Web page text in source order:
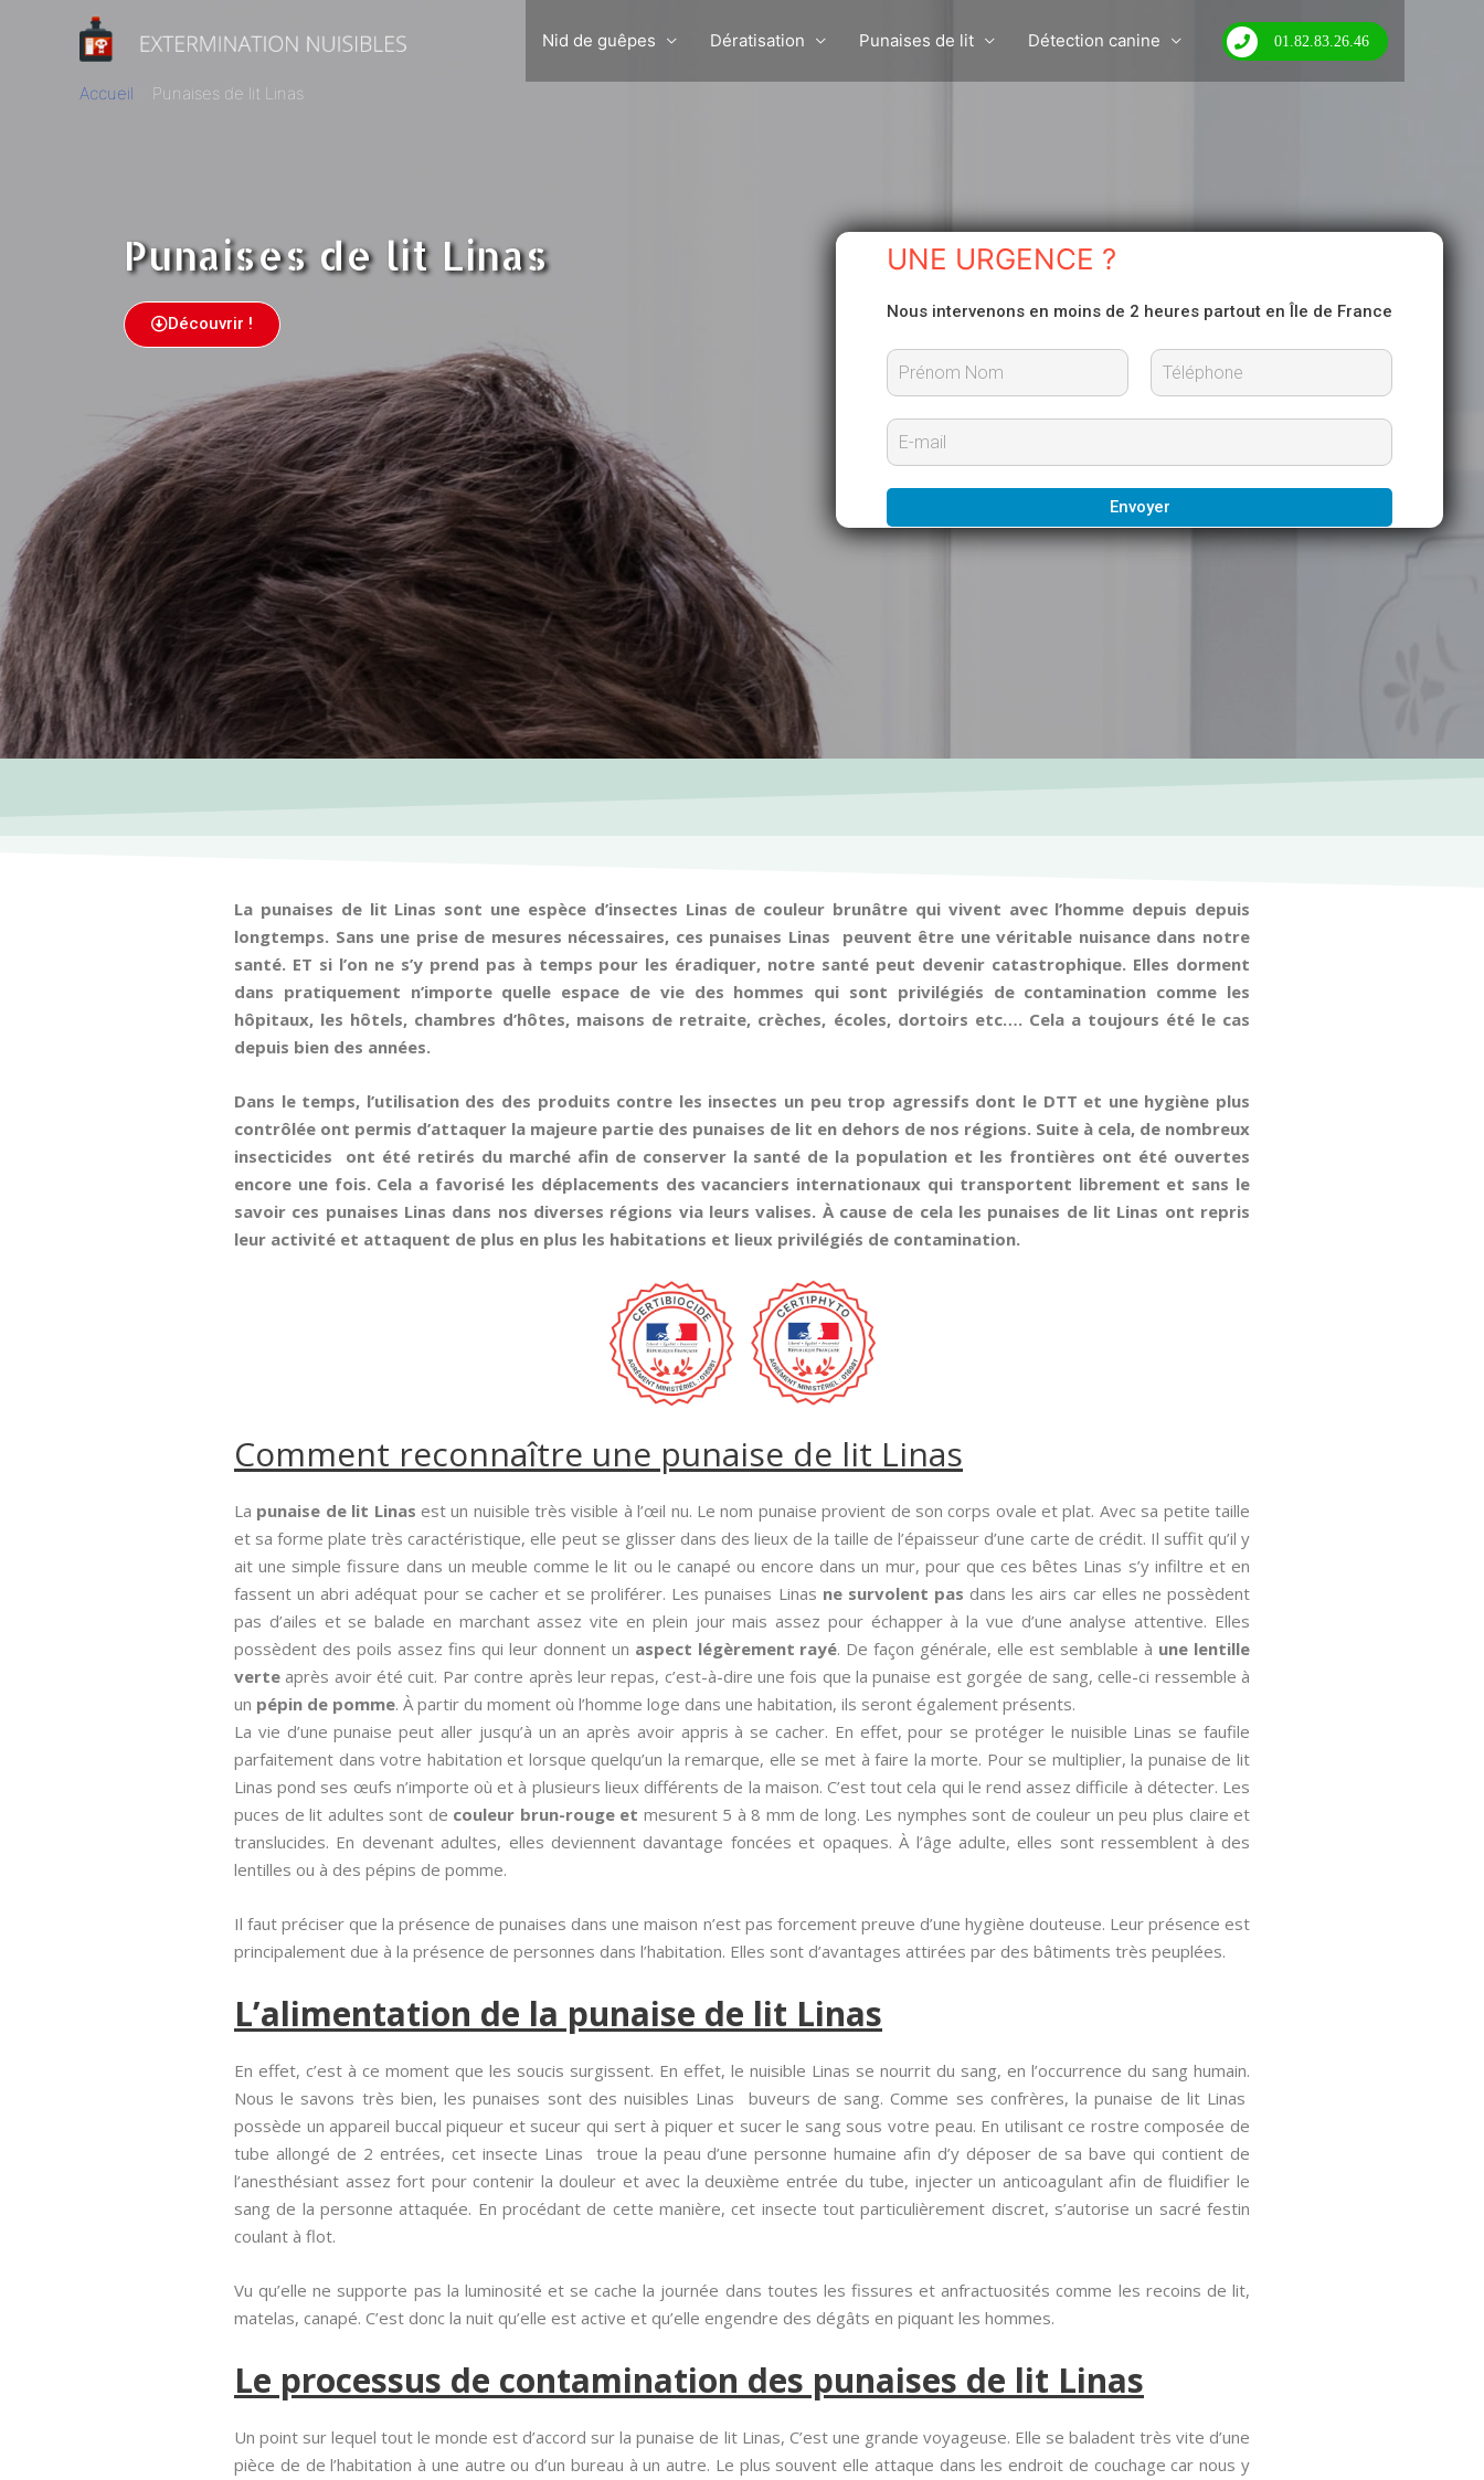
Nid de guêpes Dératisation Punaises de lit Détection canine 01.82.83.26.46
Accueil Punaises de lit Linas
Punaises de lit Linas
Découvrir !
UNE URGENCE ?
Nous intervenons en moins de 2 heures partout en Île de France
r
n
m
o
E
m
a
l
Envoyer
La punaises de lit Linas sont une espèce d’insectes Linas de couleur brunâtre qui vivent avec l’homme depuis depuis
longtemps. Sans une prise de mesures nécessaires, ces punaises Linas peuvent être une véritable nuisance dans notre
santé. ET si l’on ne s’y prend pas à temps pour les éradiquer, notre santé peut devenir catastrophique. Elles dorment
dans pratiquement n’importe quelle espace de vie des hommes qui sont privilégiés de contamination comme les
hôpitaux, les hôtels, chambres d’hôtes, maisons de retraite, crèches, écoles, dortoirs etc…. Cela a toujours été le cas
depuis bien des années.
Dans le temps, l’utilisation des des produits contre les insectes un peu trop agressifs dont le DTT et une hygiène plus
contrôlée ont permis d’attaquer la majeure partie des punaises de lit en dehors de nos régions. Suite à cela, de nombreux
insecticides ont été retirés du marché afin de conserver la santé de la population et les frontières ont été ouvertes
encore une fois. Cela a favorisé les déplacements des vacanciers internationaux qui transportent librement et sans le
savoir ces punaises Linas dans nos diverses régions via leurs valises. À cause de cela les punaises de lit Linas ont repris
leur activité et attaquent de plus en plus les habitations et lieux privilégiés de contamination.
Comment reconnaître une punaise de lit Linas
La punaise de lit Linas est un nuisible très visible à l’œil nu. Le nom punaise provient de son corps ovale et plat. Avec sa petite taille
et sa forme plate très caractéristique, elle peut se glisser dans des lieux de la taille de l’épaisseur d’une carte de crédit. Il suffit qu’il y
ait une simple fissure dans un meuble comme le lit ou le canapé ou encore dans un mur, pour que ces bêtes Linas s’y infiltre et en
fassent un abri adéquat pour se cacher et se proliférer. Les punaises Linas ne survolent pas dans les airs car elles ne possèdent
pas d’ailes et se balade en marchant assez vite en plein jour mais assez pour échapper à la vue d’une analyse attentive. Elles
possèdent des poils assez fins qui leur donnent un aspect légèrement rayé. De façon générale, elle est semblable à une lentille
verte après avoir été cuit. Par contre après leur repas, c’est-à-dire une fois que la punaise est gorgée de sang, celle-ci ressemble à
un pépin de pomme. À partir du moment où l’homme loge dans une habitation, ils seront également présents.
La vie d’une punaise peut aller jusqu’à un an après avoir appris à se cacher. En effet, pour se protéger le nuisible Linas se faufile
parfaitement dans votre habitation et lorsque quelqu’un la remarque, elle se met à faire la morte. Pour se multiplier, la punaise de lit
Linas pond ses œufs n’importe où et à plusieurs lieux différents de la maison. C’est tout cela qui le rend assez difficile à détecter. Les
puces de lit adultes sont de couleur brun-rouge et mesurent 5 à 8 mm de long. Les nymphes sont de couleur un peu plus claire et
translucides. En devenant adultes, elles deviennent davantage foncées et opaques. À l’âge adulte, elles sont ressemblent à des
lentilles ou à des pépins de pomme.
Il faut préciser que la présence de punaises dans une maison n’est pas forcement preuve d’une hygiène douteuse. Leur présence est
principalement due à la présence de personnes dans l’habitation. Elles sont d’avantages attirées par des bâtiments très peuplées.
L’alimentation de la punaise de lit Linas
En effet, c’est à ce moment que les soucis surgissent. En effet, le nuisible Linas se nourrit du sang, en l’occurrence du sang humain.
Nous le savons très bien, les punaises sont des nuisibles Linas buveurs de sang. Comme ses confrères, la punaise de lit Linas
possède un appareil buccal piqueur et suceur qui sert à piquer et sucer le sang sous votre peau. En utilisant ce rostre composée de
tube allongé de 2 entrées, cet insecte Linas troue la peau d’une personne humaine afin d’y déposer de sa bave qui contient de
l’anesthésiant assez fort pour contenir la douleur et avec la deuxième entrée du tube, injecter un anticoagulant afin de fluidifier le
sang de la personne attaquée. En procédant de cette manière, cet insecte tout particulièrement discret, s’autorise un sacré festin
coulant à flot.
Vu qu’elle ne supporte pas la luminosité et se cache la journée dans toutes les fissures et anfractuosités comme les recoins de lit,
matelas, canapé. C’est donc la nuit qu’elle est active et qu’elle engendre des dégâts en piquant les hommes.
Le processus de contamination des punaises de lit Linas
Un point sur lequel tout le monde est d’accord sur la punaise de lit Linas, C’est une grande voyageuse. Elle se baladent très vite d’une
pièce de de l’habitation à une autre ou d’un bureau à un autre. Le plus souvent elle attaque dans les endroit de couchage car nous y